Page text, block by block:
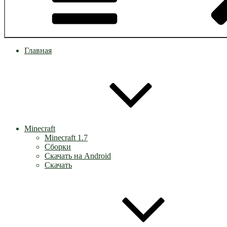
Главная
Minecraft
Minecraft 1.7
Сборки
Скачать на Android
Скачать